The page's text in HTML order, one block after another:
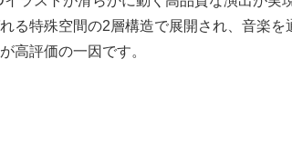
る特殊空間の2層構造で展開され、音楽を
高評価の一因です。